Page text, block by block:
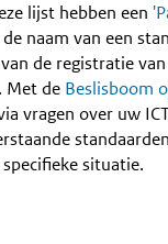
lijst hebben een
naam van een
de registratie
Met de Beslisboom
vragen over uw
situatie.